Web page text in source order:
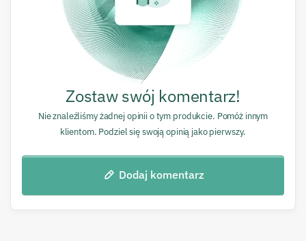
Zostaw swój komentarz!
Nie znaleźliśmy żadnej opinii o tym produkcie. Pomóż innym
klientom. Podziel się swoją opinią jako pierwszy.
Dodaj komentarz